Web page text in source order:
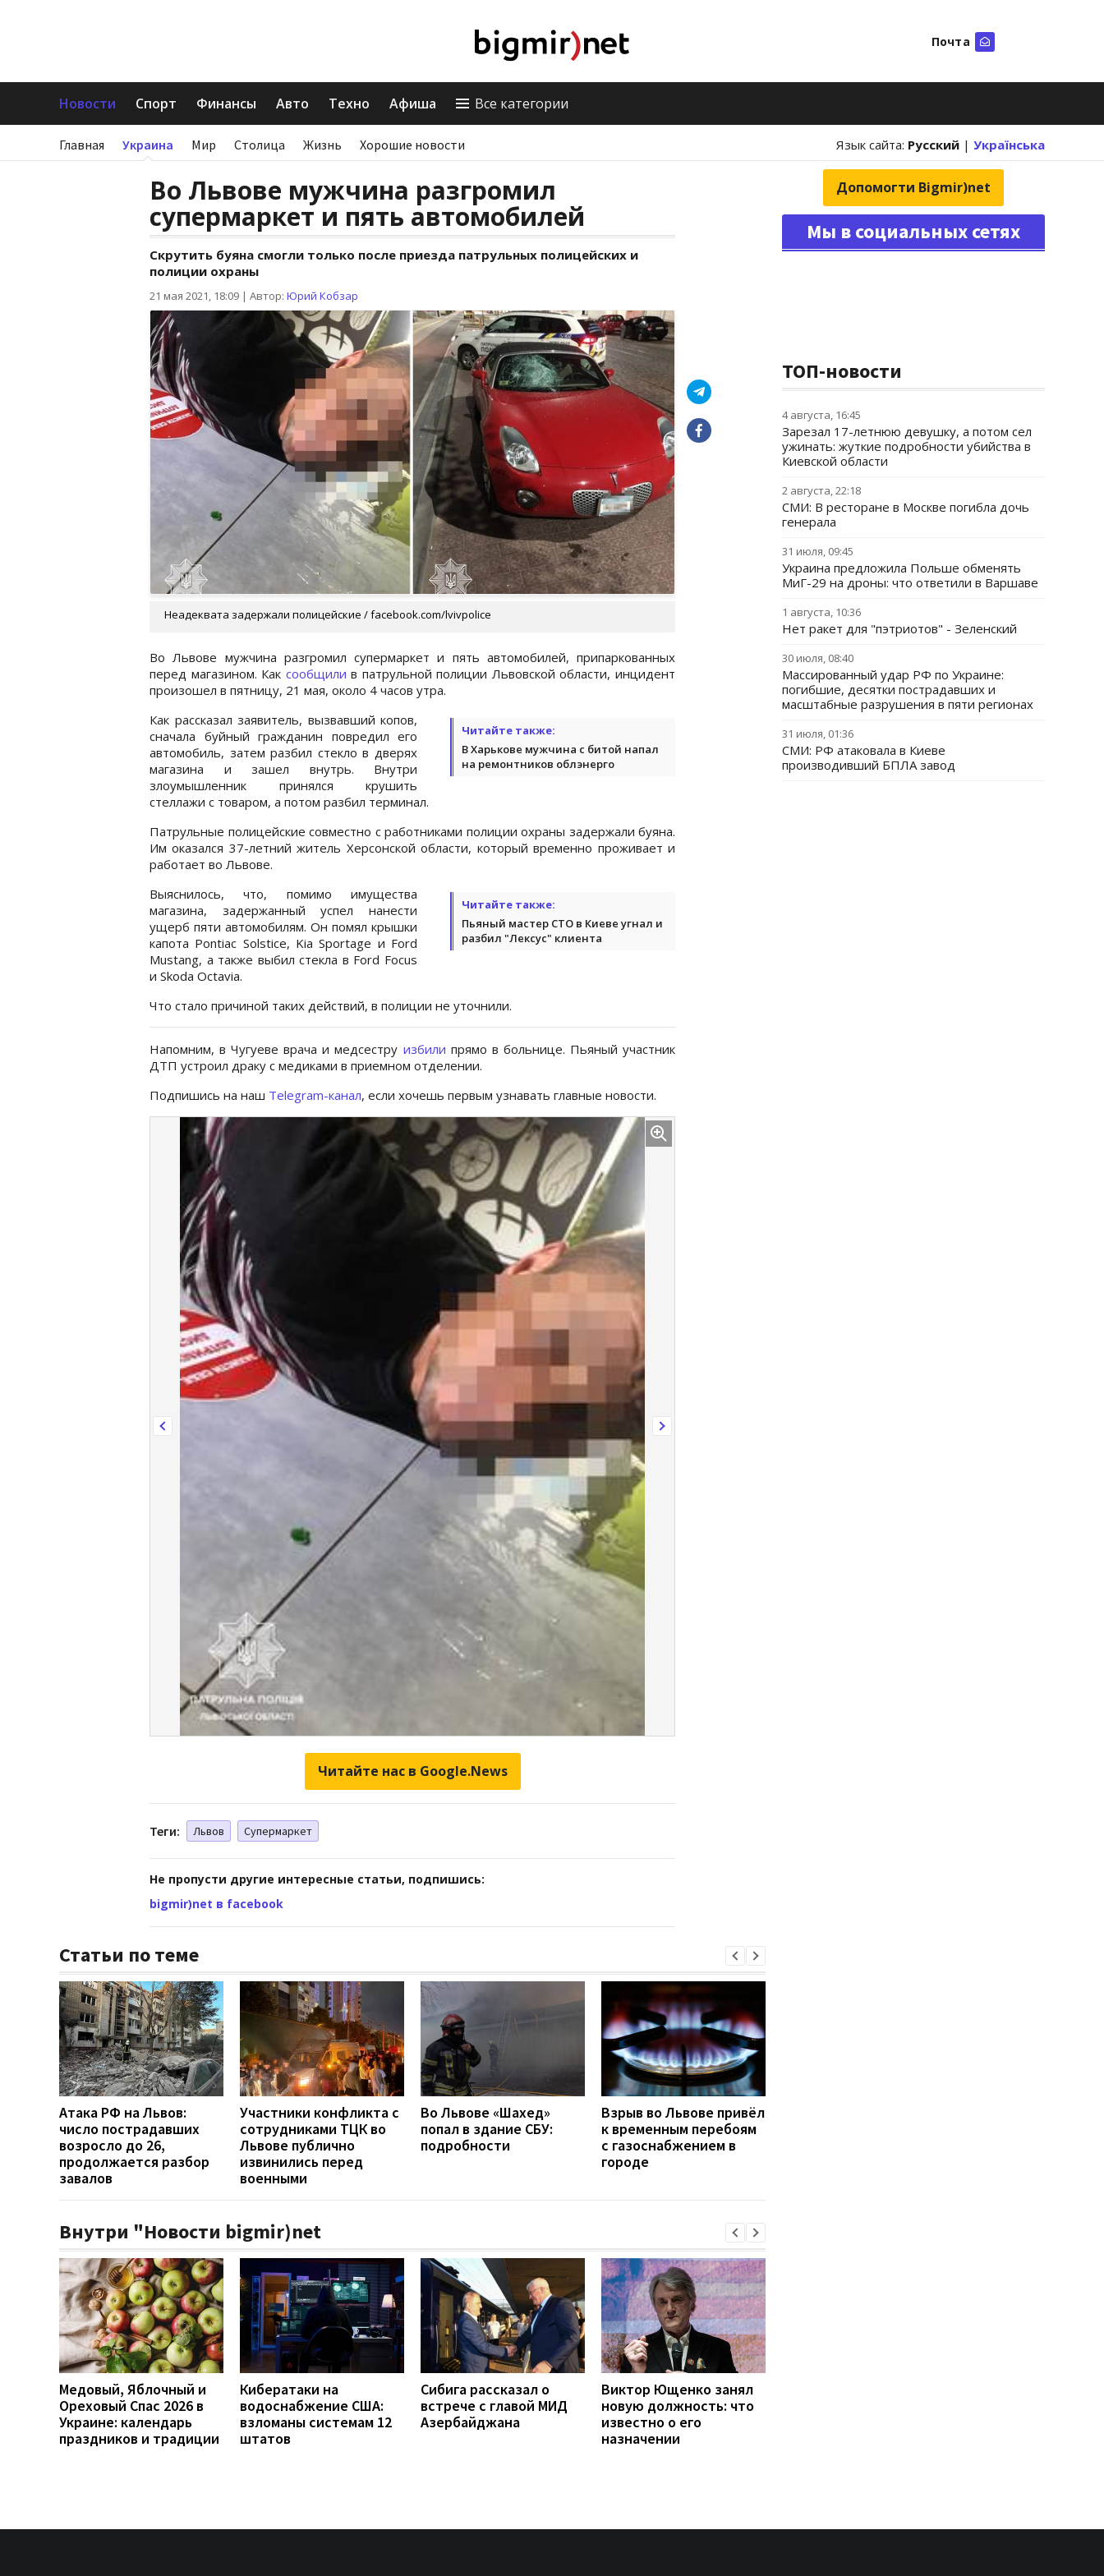
Почта
Новости Спорт Финансы Авто Техно Афиша Все категории
Главная Украина Мир Столица Жизнь Хорошие новости Язык сайта: Русский | Українська
Во Львове мужчина разгромил
супермаркет и пять автомобилей
Скрутить буяна смогли только после приезда патрульных полицейских и
полиции охраны
21 мая 2021, 18:09 | Автор: Юрий Кобзар
Неадеквата задержали полицейские / facebook.com/lvivpolice
Во Львове мужчина разгромил супермаркет и пять автомобилей, припаркованных
перед магазином. Как сообщили в патрульной полиции Львовской области, инцидент
произошел в пятницу, 21 мая, около 4 часов утра.
Читайте также:
В Харькове мужчина с битой напал
на ремонтников облэнерго
Как рассказал заявитель, вызвавший копов,
сначала буйный гражданин повредил его
автомобиль, затем разбил стекло в дверях
магазина и зашел внутрь. Внутри
злоумышленник принялся крушить
стеллажи с товаром, а потом разбил терминал.
Патрульные полицейские совместно с работниками полиции охраны задержали буяна.
Им оказался 37-летний житель Херсонской области, который временно проживает и
работает во Львове.
Читайте также:
Пьяный мастер СТО в Киеве угнал и
разбил "Лексус" клиента
Выяснилось, что, помимо имущества
магазина, задержанный успел нанести
ущерб пяти автомобилям. Он помял крышки
капота Pontiac Solstice, Kia Sportage и Ford
Mustang, а также выбил стекла в Ford Focus
и Skoda Octavia.
Что стало причиной таких действий, в полиции не уточнили.
Напомним, в Чугуеве врача и медсестру избили прямо в больнице. Пьяный участник
ДТП устроил драку с медиками в приемном отделении.
Подпишись на наш Telegram-канал, если хочешь первым узнавать главные новости.
Читайте нас в Google.News
Теги: Львов Супермаркет
Не пропусти другие интересные статьи, подпишись:
bigmir)net в facebook
Статьи по теме
Атака РФ на Львов:
число пострадавших
возросло до 26,
продолжается разбор
завалов
Участники конфликта с
сотрудниками ТЦК во
Львове публично
извинились перед
военными
Во Львове «Шахед»
попал в здание СБУ:
подробности
Взрыв во Львове привёл
к временным перебоям
с газоснабжением в
городе
Внутри "Новости bigmir)net
Медовый, Яблочный и
Ореховый Спас 2026 в
Украине: календарь
праздников и традиции
Кибератаки на
водоснабжение США:
взломаны системам 12
штатов
Сибига рассказал о
встрече с главой МИД
Азербайджана
Виктор Ющенко занял
новую должность: что
известно о его
назначении
Допомогти Bigmir)net
Мы в социальных сетях
ТОП-новости
4 августа, 16:45
Зарезал 17-летнюю девушку, а потом сел
ужинать: жуткие подробности убийства в
Киевской области
2 августа, 22:18
СМИ: В ресторане в Москве погибла дочь
генерала
31 июля, 09:45
Украина предложила Польше обменять
МиГ-29 на дроны: что ответили в Варшаве
1 августа, 10:36
Нет ракет для "пэтриотов" - Зеленский
30 июля, 08:40
Массированный удар РФ по Украине:
погибшие, десятки пострадавших и
масштабные разрушения в пяти регионах
31 июля, 01:36
СМИ: РФ атаковала в Киеве
производивший БПЛА завод